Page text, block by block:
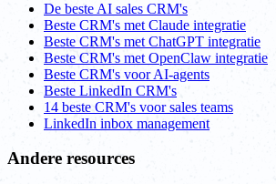
De beste AI sales CRM's
Beste CRM's met Claude integratie
Beste CRM's met ChatGPT integratie
Beste CRM's met OpenClaw integratie
Beste CRM's voor AI-agents
Beste LinkedIn CRM's
14 beste CRM's voor sales teams
LinkedIn inbox management
Andere resources